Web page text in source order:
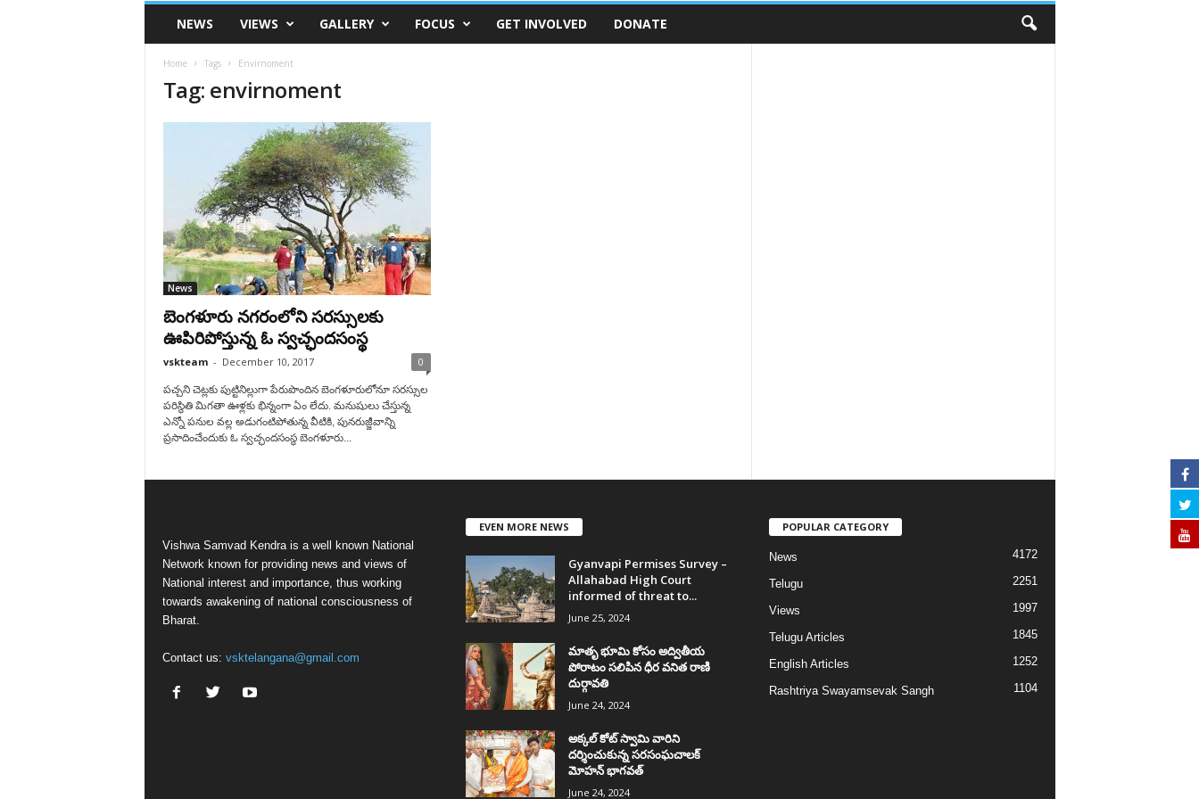
VSK
TelanganaNEWS VIEWS GALLERY FOCUS GET INVOLVED DONATE
Home Tags Envirnoment
Tag: envirnoment
News
బెంగళూరు నగరంలోని సరస్సులకు
ఊపిరిపోస్తున్న ఓ స్వచ్ఛందసంస్థ
vskteam - December 10, 2017 0
పచ్చని చెట్లకు పుట్టినిల్లుగా పేరుపొందిన బెంగళూరులోనూ సరస్సుల
పరిస్థితి మిగతా ఊళ్లకు భిన్నంగా ఏం లేదు. మనుషులు చేస్తున్న
ఎన్నో పనుల వల్ల అడుగంటిపోతున్న వీటికి, పునరుజ్జీవాన్ని
ప్రసాదించేందుకు ఓ స్వచ్ఛందసంస్థ బెంగళూరు...
Vishwa Samvad Kendra is a well known National
Network known for providing news and views of
National interest and importance, thus working
towards awakening of national consciousness of
Bharat.
Contact us: vsktelangana@gmail.com
EVEN MORE NEWS
Gyanvapi Permises Survey –
Allahabad High Court
informed of threat to...
June 25, 2024
మాతృ భూమి కోసం అద్వితీయ
పోరాటం సలిపిన ధీర వనిత రాణి
దుర్గావతి
June 24, 2024
అక్కల్‌ కోట్‌ స్వామి వారిని
దర్శించుకున్న సరసంఘచాలక్
మోహన్ భాగవత్
June 24, 2024
POPULAR CATEGORY
News 4172
Telugu 2251
Views 1997
Telugu Articles 1845
English Articles 1252
Rashtriya Swayamsevak Sangh 1104